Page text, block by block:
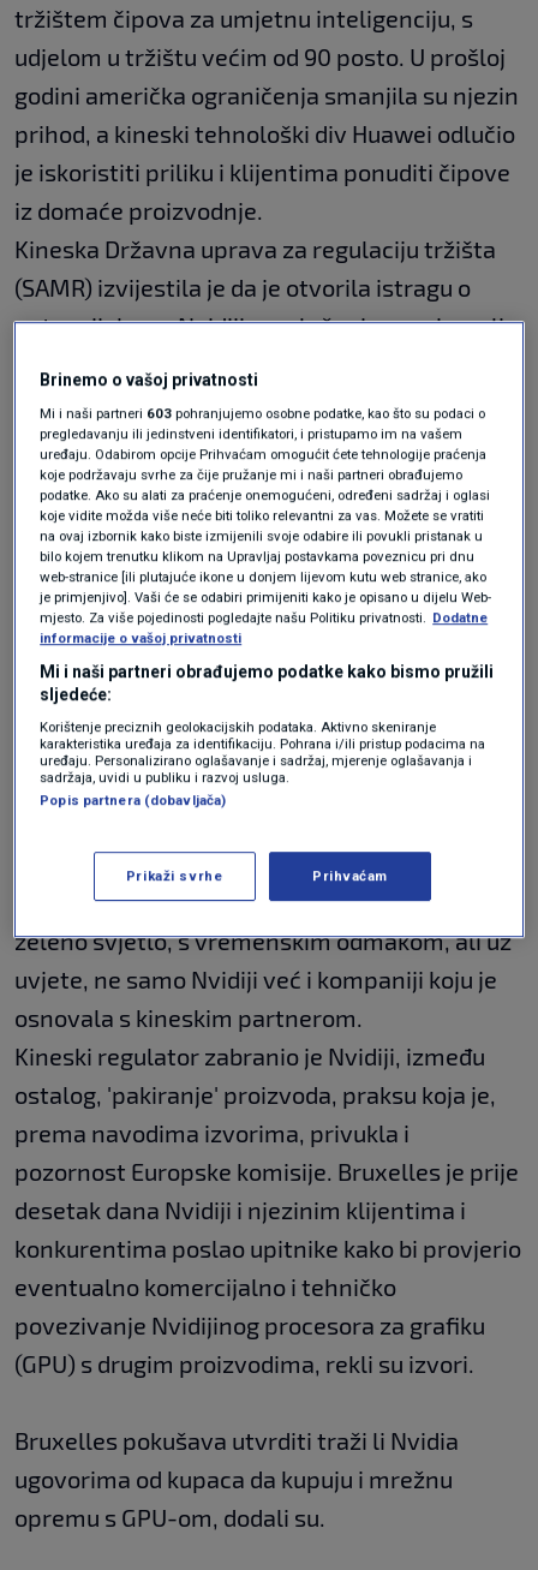
tržištem čipova za umjetnu inteligenciju, s
udjelom u tržištu većim od 90 posto. U prošloj
godini američka ograničenja smanjila su njezin
prihod, a kineski tehnološki div Huawei odlučio
je iskoristiti priliku i klijentima ponuditi čipove
iz domaće proizvodnje.
Kineska Državna uprava za regulaciju tržišta
(SAMR) izvijestila je da je otvorila istragu o
potencijalnom Nvidijinom kršenju propisa, ali
da Nvidia možda nije ispunila obaveze pri
preuzimanju izraelske inženjerske tvrtke za
čipove Mellanox Technologies, prema
uvjetima iz regulatorne dozvole iz 2020.
godine.
Nvidia nije odmah odgovorila na upit Reutersa
da komentira kinesku istragu.
Američka kompanija kupila je Mellanox
Technologies 2019. godine, za 6,9 milijardi
Peking zbog napetosti u odnosima s
Washingtonom blokirati. Kina je ipak dala
zeleno svjetlo, s vremenskim odmakom, ali uz
uvjete, ne samo Nvidiji već i kompaniji koju je
osnovala s kineskim partnerom.
Kineski regulator zabranio je Nvidiji, između
ostalog, 'pakiranje' proizvoda, praksu koja je,
prema navodima izvorima, privukla i
pozornost Europske komisije. Bruxelles je prije
desetak dana Nvidiji i njezinim klijentima i
konkurentima poslao upitnike kako bi provjerio
eventualno komercijalno i tehničko
povezivanje Nvidijinog procesora za grafiku
(GPU) s drugim proizvodima, rekli su izvori.
Bruxelles pokušava utvrditi traži li Nvidia
ugovorima od kupaca da kupuju i mrežnu
opremu s GPU-om, dodali su.
Brinemo o vašoj privatnosti
Mi i naši partneri 603 pohranjujemo osobne podatke, kao što su podaci o
pregledavanju ili jedinstveni identifikatori, i pristupamo im na vašem
uređaju. Odabirom opcije Prihvaćam omogućit ćete tehnologije praćenja
koje podržavaju svrhe za čije pružanje mi i naši partneri obrađujemo
podatke. Ako su alati za praćenje onemogućeni, određeni sadržaj i oglasi
koje vidite možda više neće biti toliko relevantni za vas. Možete se vratiti
na ovaj izbornik kako biste izmijenili svoje odabire ili povukli pristanak u
bilo kojem trenutku klikom na Upravljaj postavkama poveznicu pri dnu
web-stranice [ili plutajuće ikone u donjem lijevom kutu web stranice, ako
je primjenjivo]. Vaši će se odabiri primijeniti kako je opisano u dijelu Web-
mjesto. Za više pojedinosti pogledajte našu Politiku privatnosti. Dodatne
informacije o vašoj privatnosti
Mi i naši partneri obrađujemo podatke kako bismo pružili
sljedeće:
Korištenje preciznih geolokacijskih podataka. Aktivno skeniranje
karakteristika uređaja za identifikaciju. Pohrana i/ili pristup podacima na
uređaju. Personalizirano oglašavanje i sadržaj, mjerenje oglašavanja i
sadržaja, uvidi u publiku i razvoj usluga.
Popis partnera (dobavljača)
Prikaži svrhe Prihvaćam